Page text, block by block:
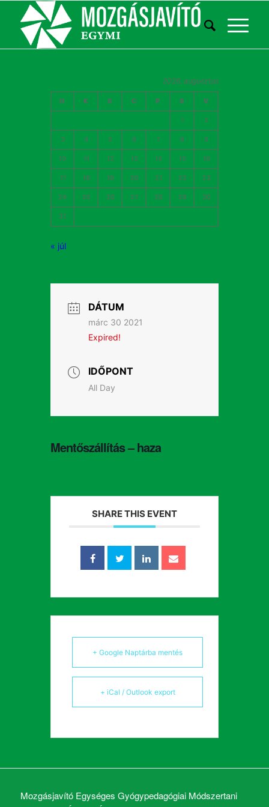
2026. augusztus
H K S C P S V
1 2
3 4 5 6 7 8 9
10 11 12 13 14 15 16
17 18 19 20 21 22 23
24 25 26 27 28 29 30
31
« júl
DÁTUM
márc 30 2021
Expired!
IDŐPONT
All Day
Mentőszállítás – haza
SHARE THIS EVENT
+ Google Naptárba mentés
+ iCal / Outlook export
Mozgásjavító Egységes Gyógypedagógiai Módszertani